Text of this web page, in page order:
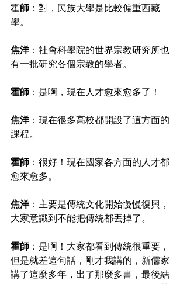
霍師 ：對，民族大學是比較偏重西藏
學。
焦洋：社會科學院的世界宗教研究所也
有一批研究各個宗教的學者。
霍師 ：是啊，現在人才愈來愈多了！
焦洋：現在很多高校都開設了這方面的
課程。
霍師 ：很好！現在國家各方面的人才都
愈來愈多。
焦洋：主要是傳統文化開始慢慢復興，
大家意識到不能把傳統都丟掉了。
霍師 ：是啊！大家都看到傳統很重要，
但是就差這句話，剛才我講的，新儒家
講了這麼多年，出了那麼多書，最後結